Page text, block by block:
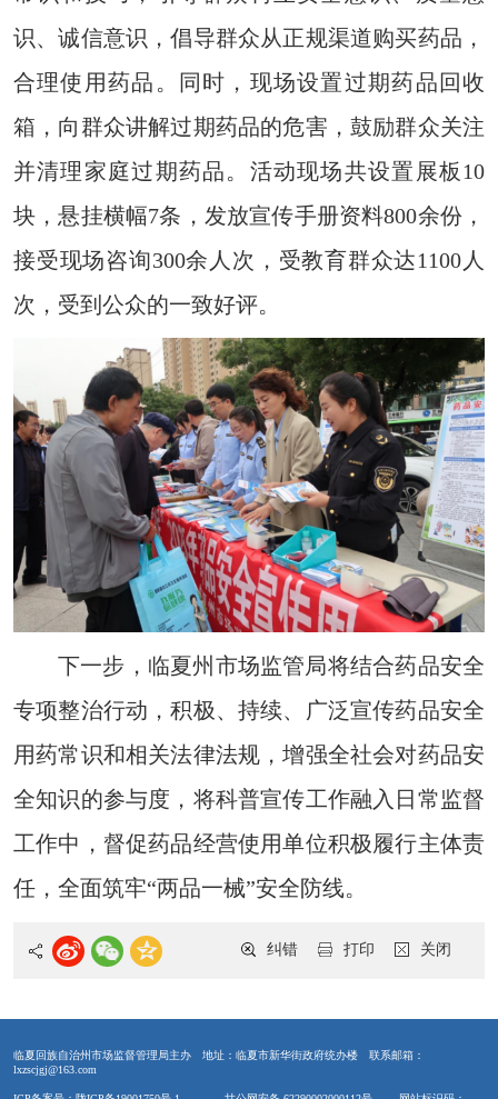
识、诚信意识，倡导群众从正规渠道购买药品，
合理使用药品。同时，现场设置过期药品回收
箱，向群众讲解过期药品的危害，鼓励群众关注
并清理家庭过期药品。活动现场共设置展板10
块，悬挂横幅7条，发放宣传手册资料800余份，
接受现场咨询300余人次，受教育群众达1100人
次，受到公众的一致好评。
下一步，临夏州市场监管局将结合药品安全
专项整治行动，积极、持续、广泛宣传药品安全
用药常识和相关法律法规，增强全社会对药品安
全知识的参与度，将科普宣传工作融入日常监督
工作中，督促药品经营使用单位积极履行主体责
任，全面筑牢“两品一械”安全防线。
关闭
打印
纠错
临夏回族自治州市场监督管理局主办 地址：临夏市新华街政府统办楼
联系邮箱：
lxzscjgj@163.com